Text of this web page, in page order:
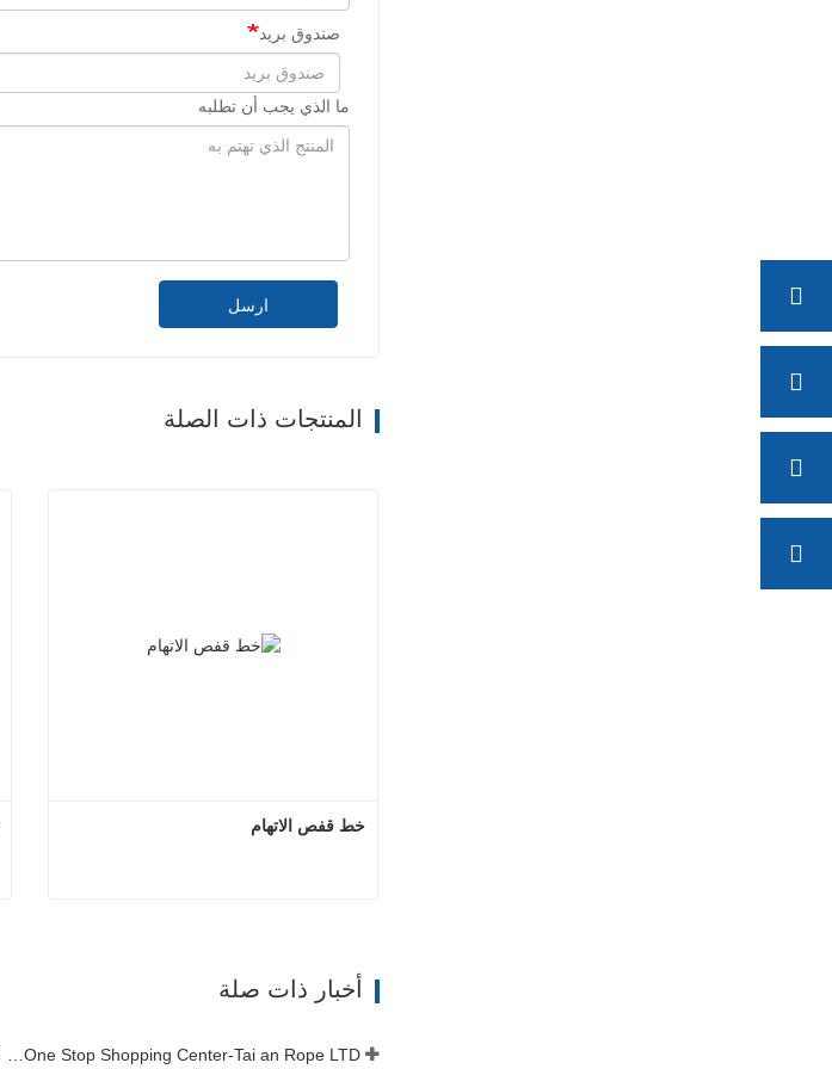
صندوق بريد
ما الذي يجب أن تطلبه
ارسل
المنتجات ذات الصلة
خط قفص الاتهام
أخبار ذات صلة
Rope Factory-One Stop Shopping Center-Tai an Rope LTD